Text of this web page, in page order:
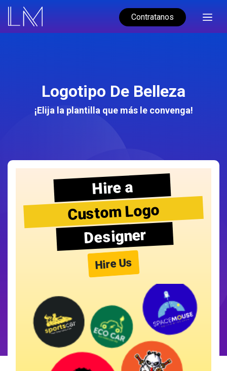
Contratanos
Logotipo De Belleza
¡Elija la plantilla que más le convenga!
Hire a
Custom Logo
Designer
Hire Us